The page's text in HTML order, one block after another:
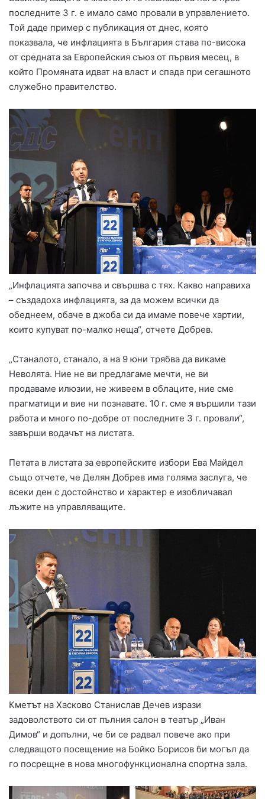
последните 3 г. е имало само провали в управлението.
Той даде пример с публикация от днес, която
показвала, че инфлацията в България става по-висока
от средната за Европейския съюз от първия месец, в
който Промяната идват на власт и спада при сегашното
служебно правителство.
„Инфлацията започва и свършва с тях. Какво направиха
– създадоха инфлацията, за да можем всички да
обеднеем, обаче в джоба си да имаме повече хартии,
които купуват по-малко неща“, отчете Добрев.
„Станалото, станало, а на 9 юни трябва да викаме
Неволята. Ние не ви предлагаме мечти, не ви
продаваме илюзии, не живеем в облаците, ние сме
прагматици и вие ни познавате. 10 г. сме я вършили тази
работа и много по-добре от последните 3 г. провали“,
завърши водачът на листата.
Петата в листата за европейските избори Ева Майдел
също отчете, че Делян Добрев има голяма заслуга, че
всеки ден с достойнство и характер е изобличавал
лъжите на управляващите.
Кметът на Хасково Станислав Дечев изрази
задоволството си от пълния салон в театър „Иван
Димов“ и допълни, че би се радвал повече ако при
следващото посещение на Бойко Борисов би могъл да
го посрещне в нова многофункционална спортна зала.